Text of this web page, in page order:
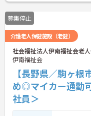
募集停止
介護老人保健施設（老健）
社会福祉法人伊南福祉会老
伊南福祉会
【長野県／駒ヶ
め◎マイカー通勤
社員＞